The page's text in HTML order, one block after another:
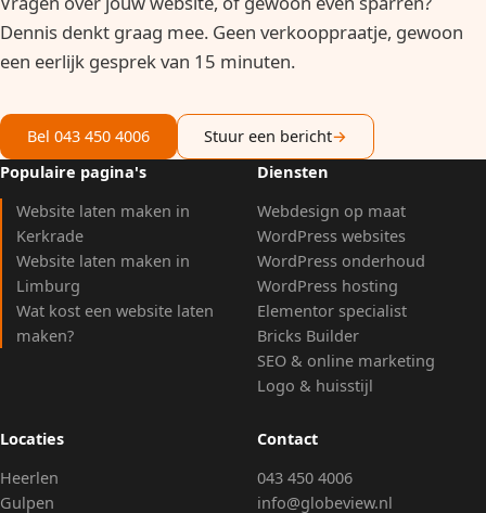
Dennis denkt graag mee. Geen verkooppraatje, gewoon
een eerlijk gesprek van 15 minuten.
Bel 043 450 4006 Stuur een bericht→
Populaire pagina's
Website laten maken in
Kerkrade
Website laten maken in
Limburg
Wat kost een website laten
maken?
Diensten
Webdesign op maat
WordPress websites
WordPress onderhoud
WordPress hosting
Elementor specialist
Bricks Builder
SEO & online marketing
Logo & huisstijl
Locaties
Heerlen
Gulpen
Contact
043 450 4006
info@globeview.nl